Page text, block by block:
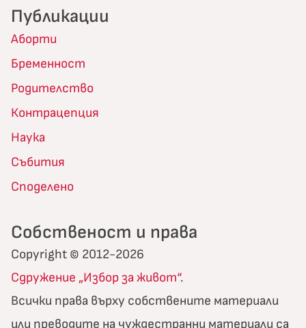
Собственост и права
Copyright © 2012-2026
Сдружение „Избор за живот“.
Всички права върху собствените материали
или преводите на чуждестранни материали са
Публикации
Аборти
Бременност
Родителство
Контрацепция
Наука
Събития
Споделено